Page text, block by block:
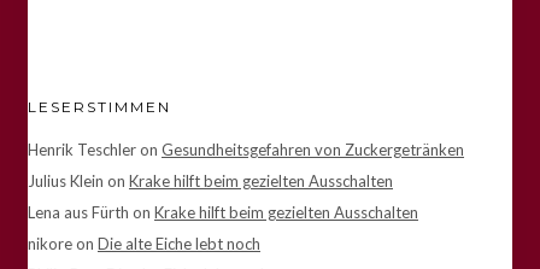
LESERSTIMMEN
Henrik Teschleron Gesundheitsgefahren von Zuckergetränken
Julius Klein on Krake hilft beim gezielten Ausschalten
Lena aus Fürth on Krake hilft beim gezielten Ausschalten
nikoreon Die alte Eiche lebt noch